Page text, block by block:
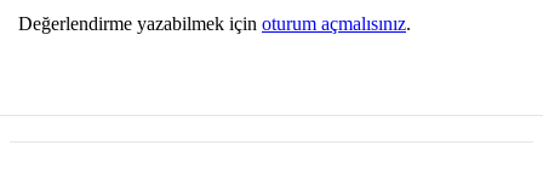
Değerlendirme yazabilmek için oturum açmalısınız.